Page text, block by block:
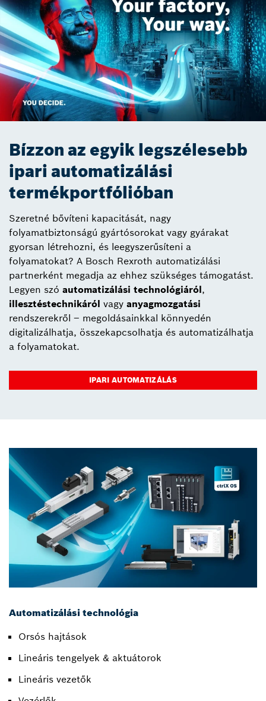
Bízzon az egyik legszélesebb
ipari automatizálási
termékportfólióban
Szeretné bővíteni kapacitását, nagy
folyamatbiztonságú gyártósorokat vagy gyárakat
gyorsan létrehozni, és leegyszerűsíteni a
folyamatokat? A Bosch Rexroth automatizálási
partnerként megadja az ehhez szükséges támogatást.
Legyen szó automatizálási technológiáról,
illesztéstechnikáról vagy anyagmozgatási
rendszerekről – megoldásainkkal könnyedén
digitalizálhatja, összekapcsolhatja és automatizálhatja
a folyamatokat.
IPARI AUTOMATIZÁLÁS
Automatizálási technológia
Orsós hajtások
Lineáris tengelyek & aktuátorok
Lineáris vezetők